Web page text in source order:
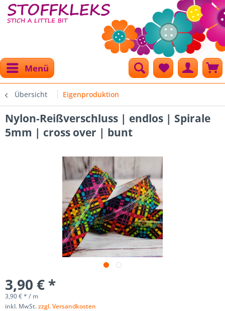
Menü
Übersicht Eigenproduktion
Nylon-Reißverschluss | endlos | Spirale
5mm | cross over | bunt
3,90 € *
3,90 € * / m
inkl. MwSt.zzgl. Versandkosten